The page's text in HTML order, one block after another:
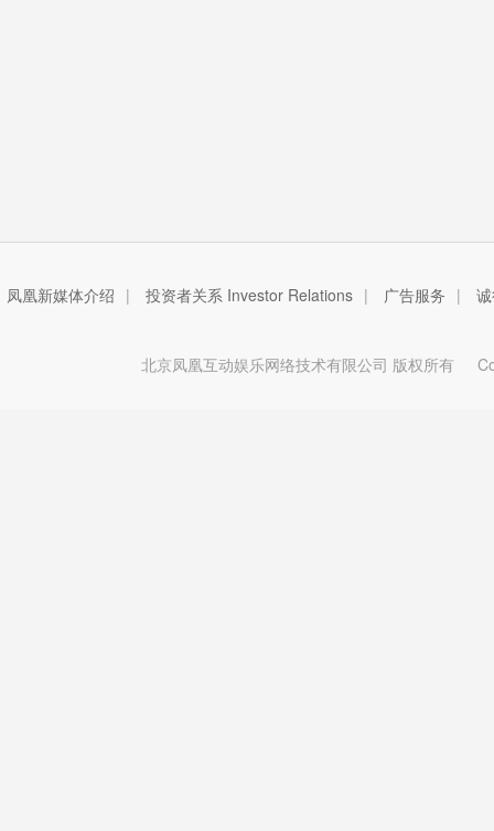
凤凰新媒体介绍 | 投资者关系 Investor Relations | 广告服务 |
北京凤凰互动娱乐网络技术有限公司 版权所有